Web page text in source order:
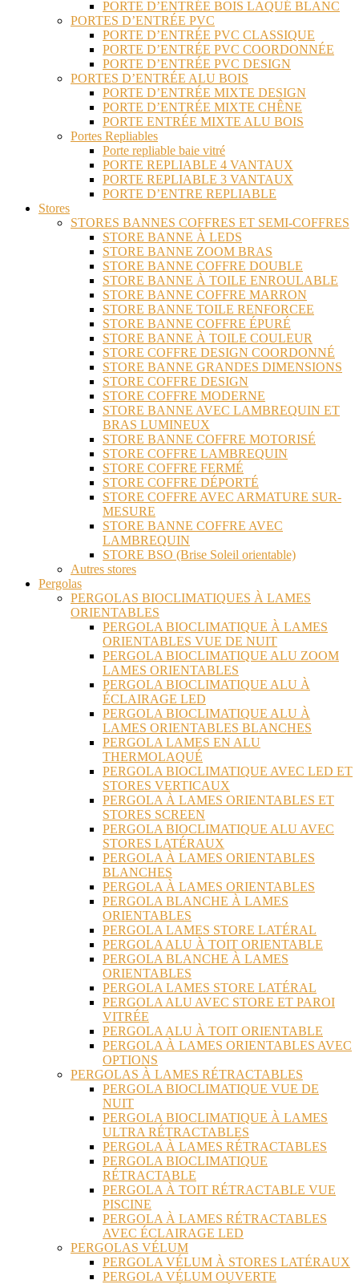
PORTE D’ENTRÉE BOIS LAQUÉ BLANC
PORTES D’ENTRÉE PVC
PORTE D’ENTRÉE PVC CLASSIQUE
PORTE D’ENTRÉE PVC COORDONNÉE
PORTE D’ENTRÉE PVC DESIGN
PORTES D’ENTRÉE ALU BOIS
PORTE D’ENTRÉE MIXTE DESIGN
PORTE D’ENTRÉE MIXTE CHÊNE
PORTE ENTRÉE MIXTE ALU BOIS
Portes Repliables
Porte repliable baie vitré
PORTE REPLIABLE 4 VANTAUX
PORTE REPLIABLE 3 VANTAUX
PORTE D’ENTRE REPLIABLE
Stores
STORES BANNES COFFRES ET SEMI-COFFRES
STORE BANNE À LEDS
STORE BANNE ZOOM BRAS
STORE BANNE COFFRE DOUBLE
STORE BANNE À TOILE ENROULABLE
STORE BANNE COFFRE MARRON
STORE BANNE TOILE RENFORCEE
STORE BANNE COFFRE ÉPURÉ
STORE BANNE À TOILE COULEUR
STORE COFFRE DESIGN COORDONNÉ
STORE BANNE GRANDES DIMENSIONS
STORE COFFRE DESIGN
STORE COFFRE MODERNE
STORE BANNE AVEC LAMBREQUIN ET
BRAS LUMINEUX
STORE BANNE COFFRE MOTORISÉ
STORE COFFRE LAMBREQUIN
STORE COFFRE FERMÉ
STORE COFFRE DÉPORTÉ
STORE COFFRE AVEC ARMATURE SUR-
MESURE
STORE BANNE COFFRE AVEC
LAMBREQUIN
STORE BSO (Brise Soleil orientable)
Autres stores
Pergolas
PERGOLAS BIOCLIMATIQUES À LAMES
ORIENTABLES
PERGOLA BIOCLIMATIQUE À LAMES
ORIENTABLES VUE DE NUIT
PERGOLA BIOCLIMATIQUE ALU ZOOM
LAMES ORIENTABLES
PERGOLA BIOCLIMATIQUE ALU À
ÉCLAIRAGE LED
PERGOLA BIOCLIMATIQUE ALU À
LAMES ORIENTABLES BLANCHES
PERGOLA LAMES EN ALU
THERMOLAQUÉ
PERGOLA BIOCLIMATIQUE AVEC LED ET
STORES VERTICAUX
PERGOLA À LAMES ORIENTABLES ET
STORES SCREEN
PERGOLA BIOCLIMATIQUE ALU AVEC
STORES LATÉRAUX
PERGOLA À LAMES ORIENTABLES
BLANCHES
PERGOLA À LAMES ORIENTABLES
PERGOLA BLANCHE À LAMES
ORIENTABLES
PERGOLA LAMES STORE LATÉRAL
PERGOLA ALU À TOIT ORIENTABLE
PERGOLA BLANCHE À LAMES
ORIENTABLES
PERGOLA LAMES STORE LATÉRAL
PERGOLA ALU AVEC STORE ET PAROI
VITRÉE
PERGOLA ALU À TOIT ORIENTABLE
PERGOLA À LAMES ORIENTABLES AVEC
OPTIONS
PERGOLAS À LAMES RÉTRACTABLES
PERGOLA BIOCLIMATIQUE VUE DE
NUIT
PERGOLA BIOCLIMATIQUE À LAMES
ULTRA RÉTRACTABLES
PERGOLA À LAMES RÉTRACTABLES
PERGOLA BIOCLIMATIQUE
RÉTRACTABLE
PERGOLA À TOIT RÉTRACTABLE VUE
PISCINE
PERGOLA À LAMES RÉTRACTABLES
AVEC ÉCLAIRAGE LED
PERGOLAS VÉLUM
PERGOLA VÉLUM À STORES LATÉRAUX
PERGOLA VÉLUM OUVERTE